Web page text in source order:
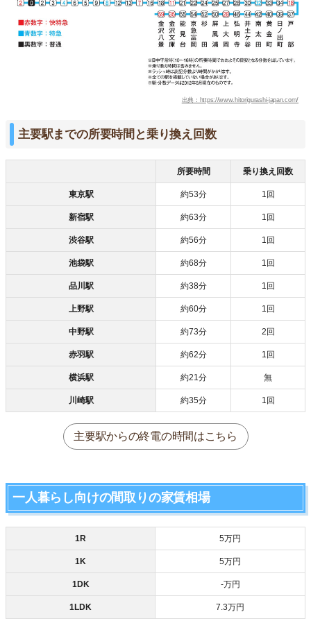
出典：https://www.hitorigurashi-japan.com/
主要駅までの所要時間と乗り換え回数
所要時間 乗り換え回数
東京駅 約53分 1回
新宿駅 約63分 1回
渋谷駅 約56分 1回
池袋駅 約68分 1回
品川駅 約38分 1回
上野駅 約60分 1回
中野駅 約73分 2回
赤羽駅 約62分 1回
横浜駅 約21分 無
川崎駅 約35分 1回
主要駅からの終電の時間はこちら
一人暮らし向けの間取りの家賃相場
1R 5万円
1K 5万円
1DK ‐万円
1LDK 7.3万円